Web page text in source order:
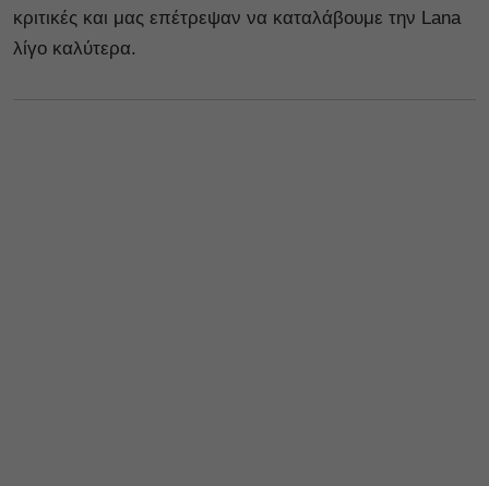
κριτικές και μας επέτρεψαν να καταλάβουμε την Lana
λίγο καλύτερα.